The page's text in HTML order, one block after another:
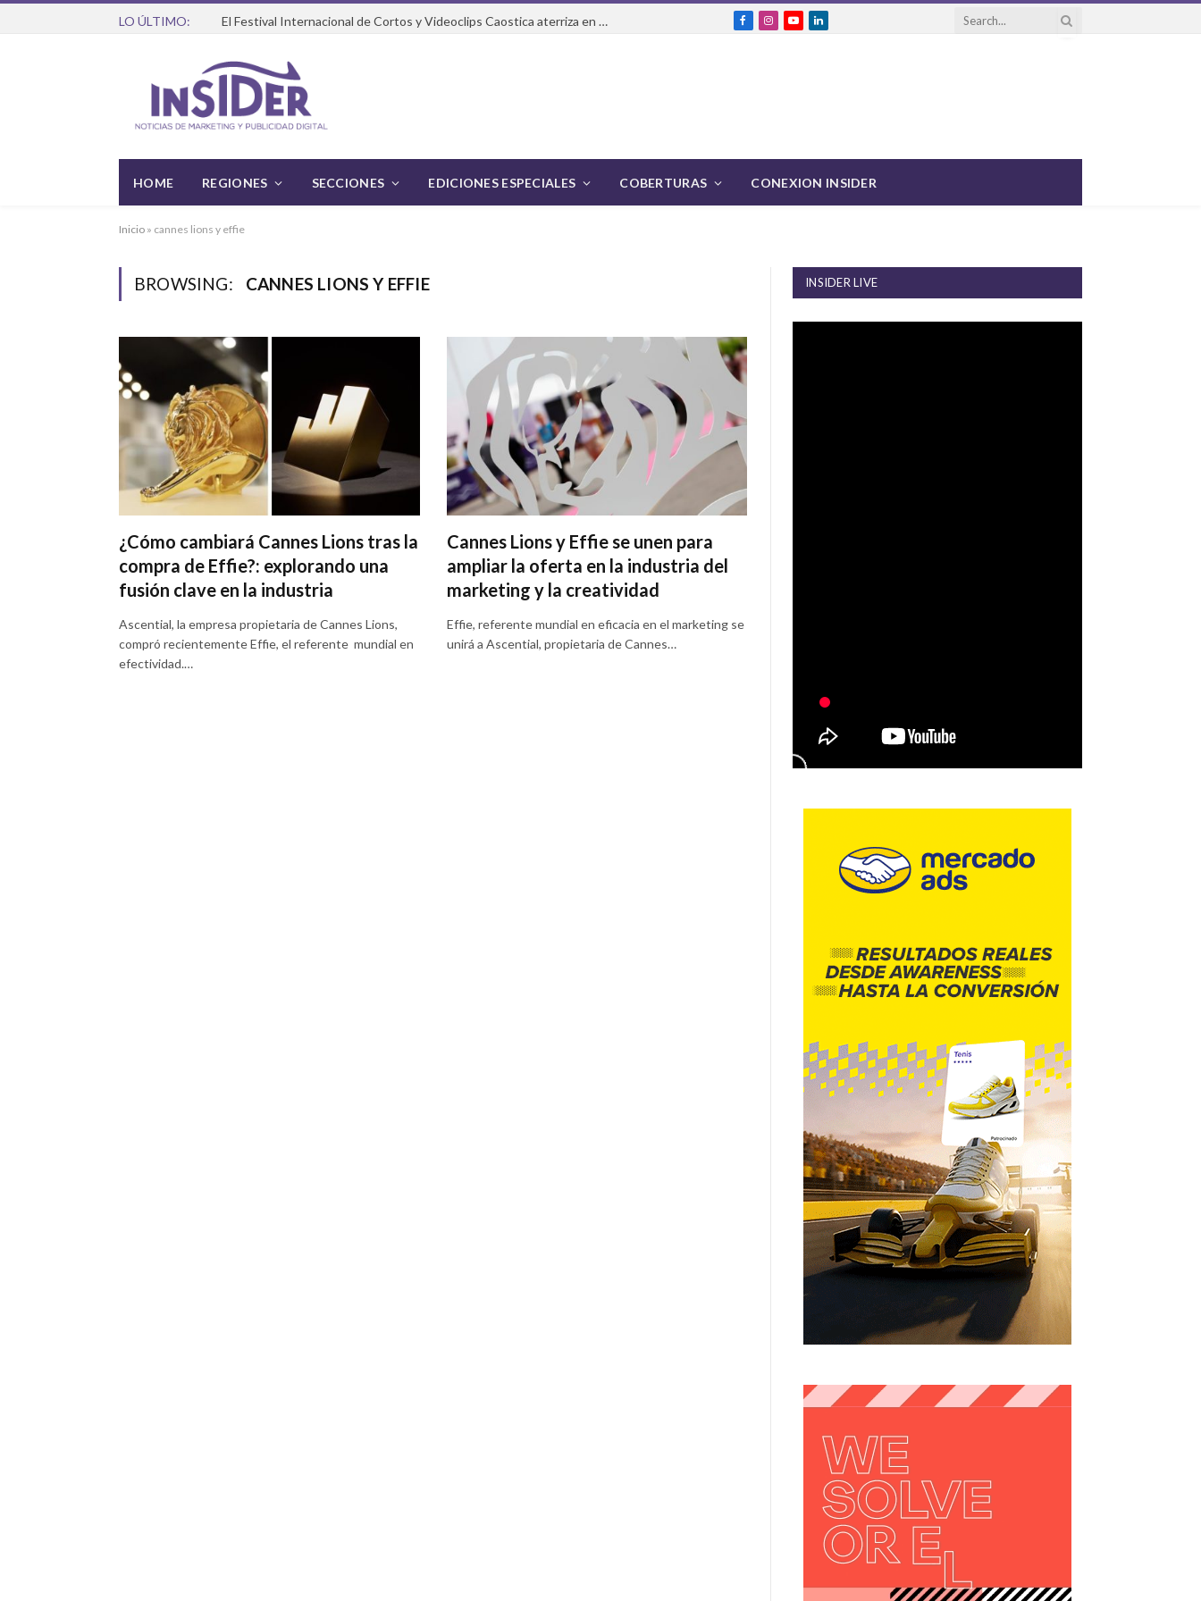
LO ÚLTIMO: El Festival Internacional de Cortos y Videoclips Caostica aterriza en Ciudad de México
FacebookInstagram
YouTubeLinkedIn
HOME REGIONES SECCIONES EDICIONES ESPECIALES COBERTURAS CONEXION INSIDER
Inicio » cannes lions y effie
BROWSING: CANNES LIONS Y EFFIE
¿Cómo cambiará Cannes Lions tras la
compra de Effie?: explorando una
fusión clave en la industria
Ascential, la empresa propietaria de Cannes Lions,
compró recientemente Effie, el referente mundial en
efectividad.…
Cannes Lions y Effie se unen para
ampliar la oferta en la industria del
marketing y la creatividad
Effie, referente mundial en eficacia en el marketing se
unirá a Ascential, propietaria de Cannes…
INSIDER LIVE